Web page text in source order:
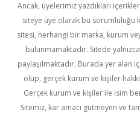
Ancak, üyelerimiz yazdıkları
siteye üye olarak bu sorumluluğu
sitesi, herhangi bir marka, kurum
bulunmamaktadır. Sitede
paylaşılmaktadır. Burada yer alan
olup, gerçek kurum ve kişiler
Gerçek kurum ve kişiler ile isim
Sitemiz, kar amacı gütmeyen ve